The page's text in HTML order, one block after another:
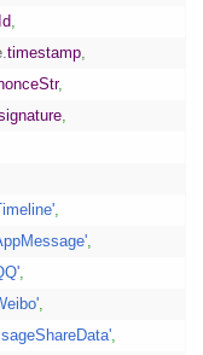
timestamp
,